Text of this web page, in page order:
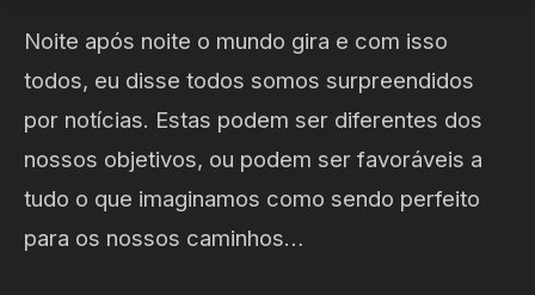
Noite após noite o mundo gira e com isso
todos, eu disse todos somos surpreendidos
por notícias. Estas podem ser diferentes dos
nossos objetivos, ou podem ser favoráveis a
tudo o que imaginamos como sendo perfeito
para os nossos caminhos…